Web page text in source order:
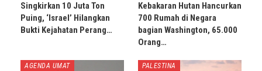
Singkirkan 10 Juta Ton
Puing, ‘Israel’ Hilangkan
Bukti Kejahatan Perang…
Kebakaran Hutan Hancurkan
700 Rumah di Negara
bagian Washington, 65.000
Orang…
AGENDA UMAT PALESTINA